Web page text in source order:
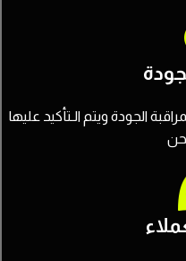
الجودة ويتم الـتأكيد عليها